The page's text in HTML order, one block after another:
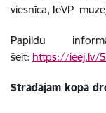
viesnīca, IeVP
Papildu
šeit: https://ieej.lv/
Strādājam kopā